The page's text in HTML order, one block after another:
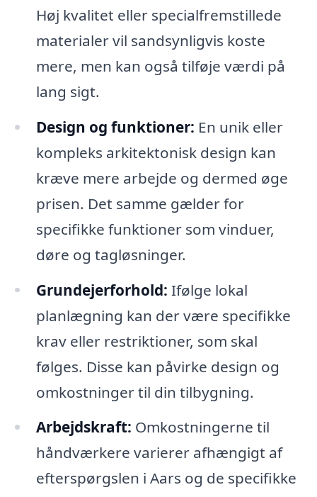
Høj kvalitet eller specialfremstillede
materialer vil sandsynligvis koste
mere, men kan også tilføje værdi på
lang sigt.
Design og funktioner: En unik eller
kompleks arkitektonisk design kan
kræve mere arbejde og dermed øge
prisen. Det samme gælder for
specifikke funktioner som vinduer,
døre og tagløsninger.
Grundejerforhold: Ifølge lokal
planlægning kan der være specifikke
krav eller restriktioner, som skal
følges. Disse kan påvirke design og
omkostninger til din tilbygning.
Arbejdskraft: Omkostningerne til
håndværkere varierer afhængigt af
efterspørgslen i Aars og de specifikke